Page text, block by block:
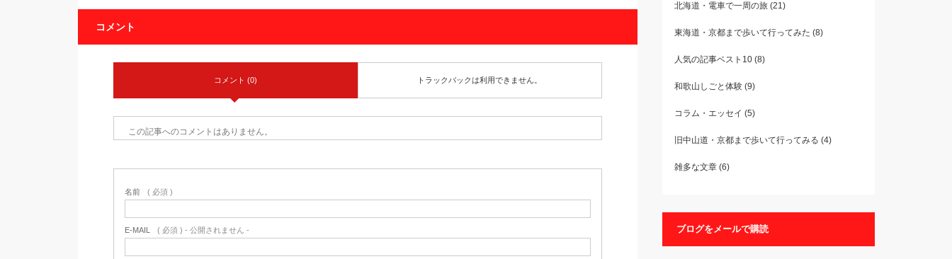
コメント
コメント (0) トラックバックは利用できません。
この記事へのコメントはありません。
名前 ( 必須 )
E-MAIL ( 必須 ) - 公開されません -
北海道・電車で一周の旅 (21)
東海道・京都まで歩いて行ってみた (8)
人気の記事ベスト10(8)
和歌山しごと体験(9)
コラム・エッセイ (5)
旧中山道・京都まで歩いて行ってみる (4)
雑多な文章(6)
ブログをメールで購読